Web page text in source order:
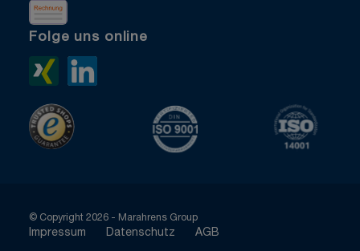
Rechnung
Folge uns online
Xing>
ISO 9001 zertifiziert
© Copyright 2026 - Marahrens Group
Impressum Datenschutz AGB